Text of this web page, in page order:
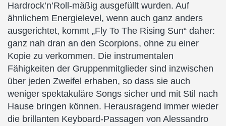
Hardrock’n’Roll-mäßig ausgefüllt wurden. Auf
ähnlichem Energielevel, wenn auch ganz anders
ausgerichtet, kommt „Fly To The Rising Sun“ daher:
ganz nah dran an den Scorpions, ohne zu einer
Kopie zu verkommen. Die instrumentalen
Fähigkeiten der Gruppenmitglieder sind inzwischen
über jeden Zweifel erhaben, so dass sie auch
weniger spektakuläre Songs sicher und mit Stil nach
Hause bringen können. Herausragend immer wieder
die brillanten Keyboard-Passagen von Alessandro